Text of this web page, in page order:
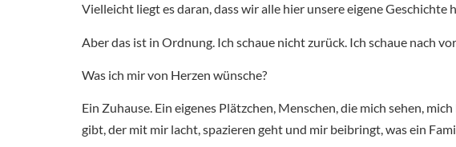
Vielleicht liegt es daran, dass wir alle hier unsere eigene
Aber das ist in Ordnung. Ich schaue nicht zurück. Ich schaue nach
Was ich mir von Herzen wünsche?
Ein Zuhause. Ein eigenes Plätzchen, Menschen, die mich sehen,
gibt, der mit mir lacht, spazieren geht und mir beibringt, was ein